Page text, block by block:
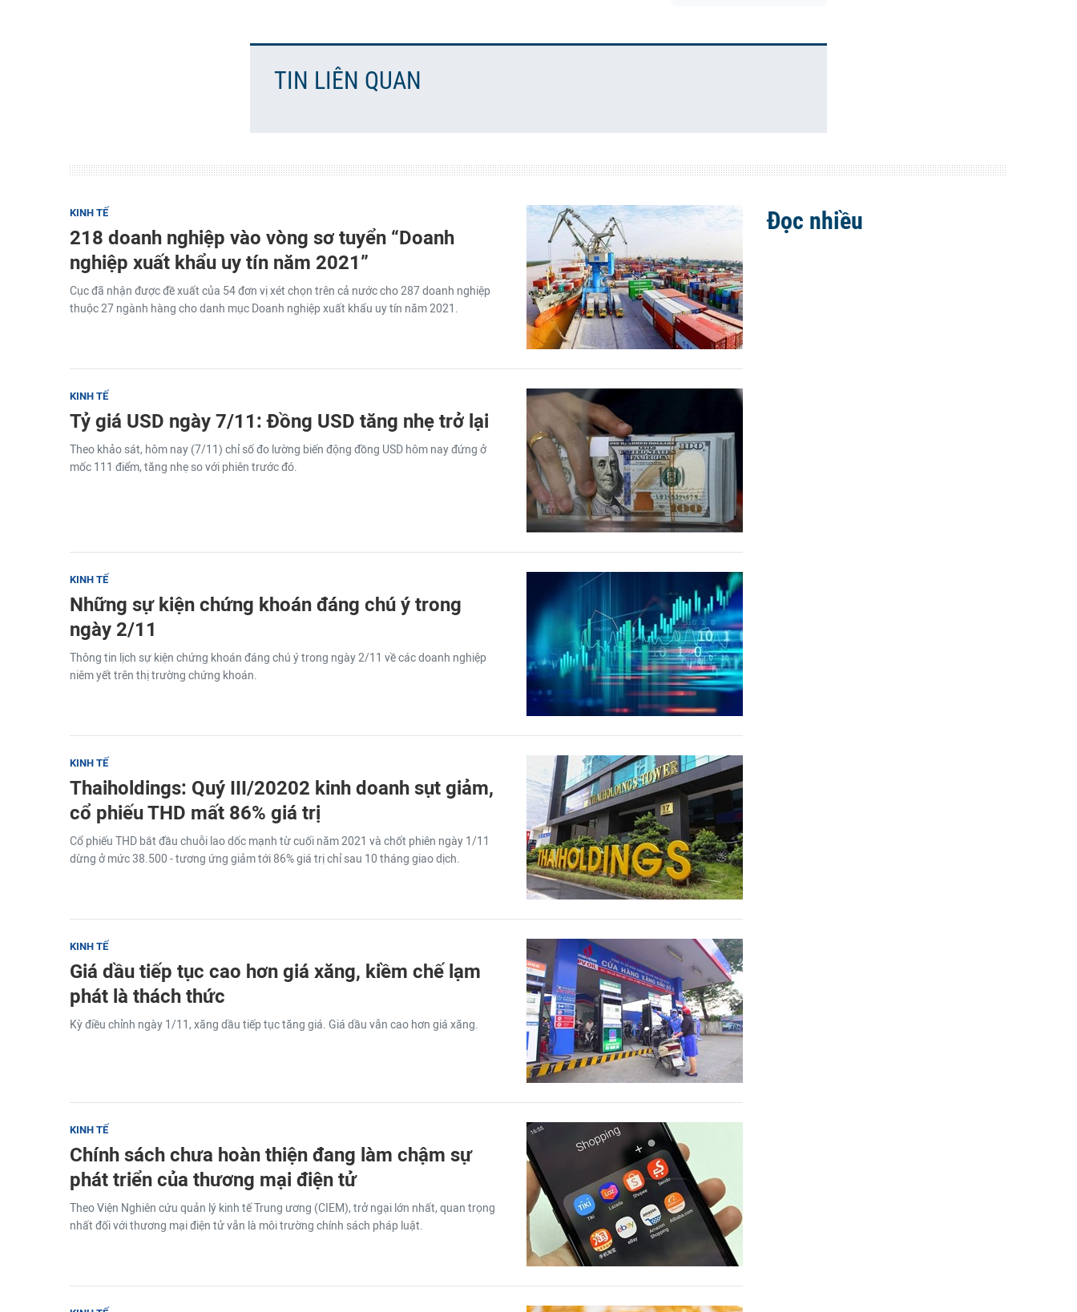
TIN LIÊN QUAN
KINH TẾ
218 doanh nghiệp vào vòng sơ tuyển “Doanh
nghiệp xuất khẩu uy tín năm 2021”
Cục đã nhận được đề xuất của 54 đơn vị xét chọn trên cả nước cho 287 doanh nghiệp
thuộc 27 ngành hàng cho danh mục Doanh nghiệp xuất khẩu uy tín năm 2021.
KINH TẾ
Tỷ giá USD ngày 7/11: Đồng USD tăng nhẹ trở lại
Theo khảo sát, hôm nay (7/11) chỉ số đo lường biến động đồng USD hôm nay đứng ở
mốc 111 điểm, tăng nhẹ so với phiên trước đó.
KINH TẾ
Những sự kiện chứng khoán đáng chú ý trong
ngày 2/11
Thông tin lịch sự kiện chứng khoán đáng chú ý trong ngày 2/11 về các doanh nghiệp
niêm yết trên thị trường chứng khoán.
KINH TẾ
Thaiholdings: Quý III/20202 kinh doanh sụt giảm,
cổ phiếu THD mất 86% giá trị
Cổ phiếu THD bắt đầu chuỗi lao dốc mạnh từ cuối năm 2021 và chốt phiên ngày 1/11
dừng ở mức 38.500 - tương ứng giảm tới 86% giá trị chỉ sau 10 tháng giao dịch.
KINH TẾ
Giá dầu tiếp tục cao hơn giá xăng, kiềm chế lạm
phát là thách thức
Kỳ điều chỉnh ngày 1/11, xăng dầu tiếp tục tăng giá. Giá dầu vẫn cao hơn giá xăng.
KINH TẾ
Chính sách chưa hoàn thiện đang làm chậm sự
phát triển của thương mại điện tử
Theo Viện Nghiên cứu quản lý kinh tế Trung ương (CIEM), trở ngại lớn nhất, quan trọng
nhất đối với thương mại điện tử vẫn là môi trường chính sách pháp luật.
Đọc nhiều